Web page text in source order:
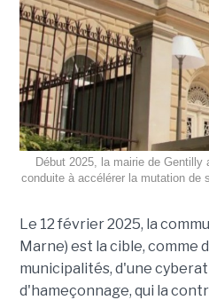
Début 2025, la mairie de
conduite à accélérer la mutation de
Le 12 février 2025, la
Marne) est la cible, comme
municipalités, d'une
d'hameçonnage, qui la